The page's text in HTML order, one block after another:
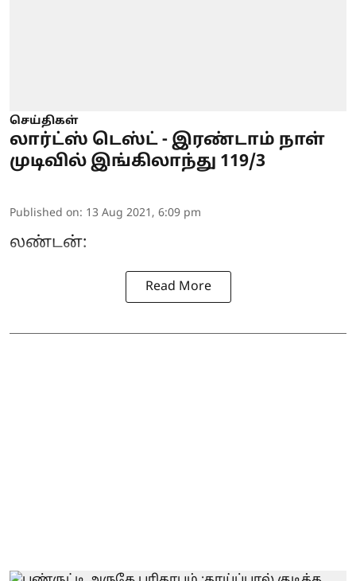
செய்திகள்
லார்ட்ஸ் டெஸ்ட் - இரண்டாம் நாள்
முடிவில் இங்கிலாந்து 119/3
Published on: 13 Aug 2021, 6:09 pm
லண்டன்:
Read More